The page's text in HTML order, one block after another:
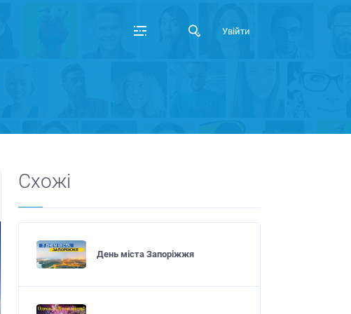
Увійти
Схожі
День міста Запоріжжя